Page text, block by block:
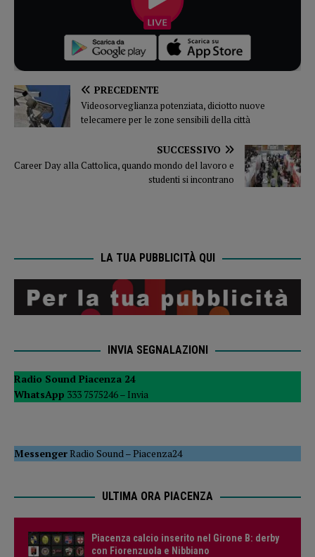
PRECEDENTE
Videosorveglianza potenziata, diciotto nuove
telecamere per le zone sensibili della città
SUCCESSIVO
Career Day alla Cattolica, quando mondo del lavoro e
studenti si incontrano
LA TUA PUBBLICITÀ QUI
INVIA SEGNALAZIONI
Radio Sound Piacenza 24
WhatsApp 333 7575246 – Invia
MessengerRadio Sound –Piacenza24
ULTIMA ORA PIACENZA
Piacenza calcio inserito nel Girone B: derby
con Fiorenzuola e Nibbiano